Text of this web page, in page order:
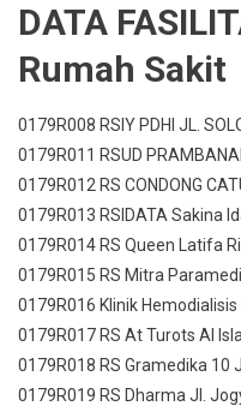
DATA
Rumah Sakit
0179R008 RSIY PDHI JL.
0179R011 RSUD
0179R012 RS CONDONG
0179R013 RSIDATA Sakina
0179R014 RS Queen Latifa
0179R015 RS Mitra
0179R016 Klinik
0179R017 RS At Turots Al
0179R018 RS Gramedika 10
0179R019 RS Dharma Jl.